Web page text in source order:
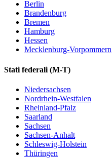
Berlin
Brandenburg
Bremen
Hamburg
Hessen
Mecklenburg-Vorpommern
Stati federali (M-T)
Niedersachsen
Nordrhein-Westfalen
Rheinland-Pfalz
Saarland
Sachsen
Sachsen-Anhalt
Schleswig-Holstein
Thüringen